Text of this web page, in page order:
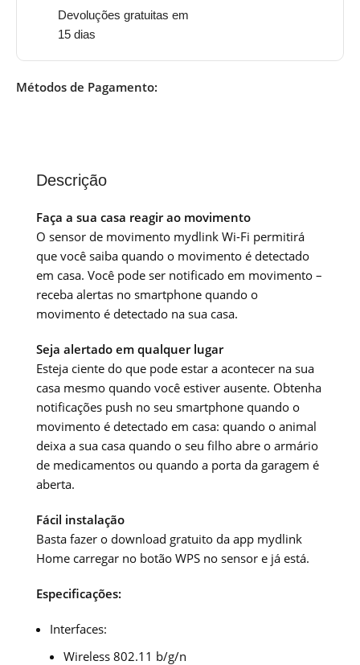
Devoluções gratuitas em
15 dias
Métodos de Pagamento:
Descrição
Faça a sua casa reagir ao movimento
O sensor de movimento mydlink Wi-Fi permitirá
que você saiba quando o movimento é detectado
em casa. Você pode ser notificado em movimento –
receba alertas no smartphone quando o
movimento é detectado na sua casa.
Seja alertado em qualquer lugar
Esteja ciente do que pode estar a acontecer na sua
casa mesmo quando você estiver ausente. Obtenha
notificações push no seu smartphone quando o
movimento é detectado em casa: quando o animal
deixa a sua casa quando o seu filho abre o armário
de medicamentos ou quando a porta da garagem é
aberta.
Fácil instalação
Basta fazer o download gratuito da app mydlink
Home carregar no botão WPS no sensor e já está.
Especificações:
Interfaces:
Wireless 802.11 b/g/n